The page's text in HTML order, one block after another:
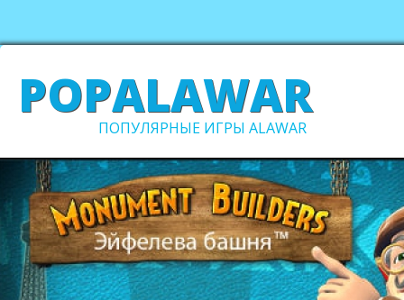
POPALAWAR
ПОПУЛЯРНЫЕ ИГРЫ ALAWAR